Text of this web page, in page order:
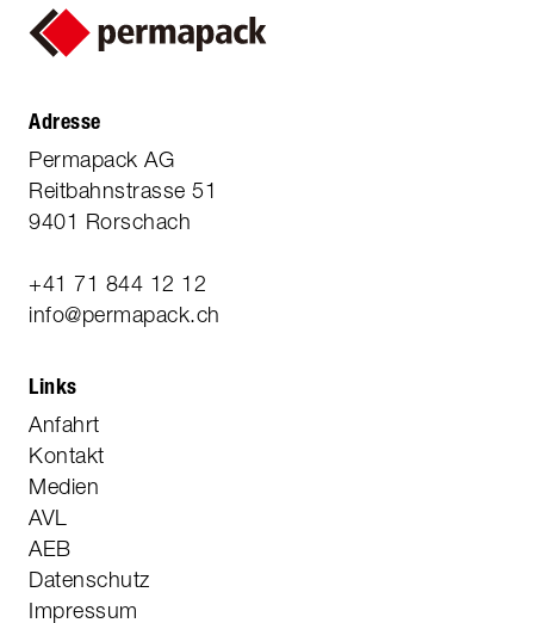
Adresse
Permapack AG
Reitbahnstrasse 51
9401 Rorschach
+41 71 844 12 12
info@permapack.ch
Links
Anfahrt
Kontakt
Medien
AVL
AEB
Datenschutz
Impressum